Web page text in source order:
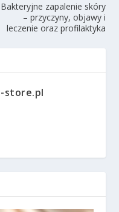
Bakteryjne zapalenie skóry
– przyczyny, objawy i
leczenie oraz profilaktyka
store.pl